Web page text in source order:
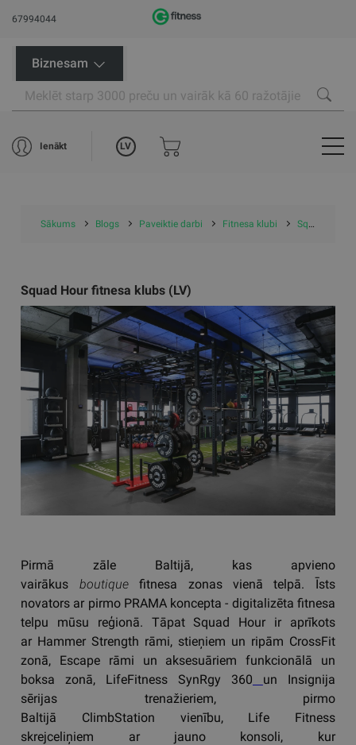
67994044
Biznesam
Ienākt LV
Sākums Blogs Paveiktie darbi Fitnesa klubi Squad Hour fitnesa klubs (LV)
Squad Hour fitnesa klubs (LV)
Pirmā zāle Baltijā, kas apvieno
vairākus boutiquefitnesa zonas vienā telpā. Īsts
novators ar pirmo PRAMA koncepta - digitalizēta fitnesa
telpu mūsu reģionā. Tāpat Squad Hour ir aprīkots
ar Hammer Strength rāmi, stieņiem un ripām CrossFit
zonā, Escape rāmi un aksesuāriem funkcionālā un
boksa zonā, LifeFitness SynRgy 360
un Insignija
sērijas trenažieriem, pirmo
Baltijā ClimbStation vienību, Life Fitness
skrejceliņiem ar jauno konsoli, kur